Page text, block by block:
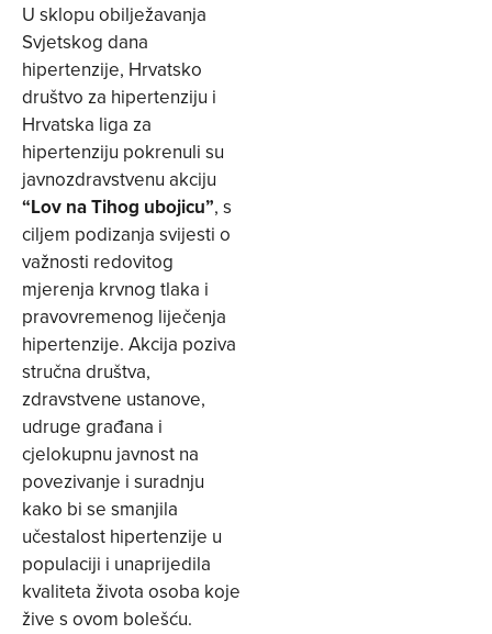
U sklopu obilježavanja
Svjetskog dana
hipertenzije, Hrvatsko
društvo za hipertenziju i
Hrvatska liga za
hipertenziju pokrenuli su
javnozdravstvenu akciju
“Lov na Tihog ubojicu”, s
ciljem podizanja svijesti o
važnosti redovitog
mjerenja krvnog tlaka i
pravovremenog liječenja
hipertenzije. Akcija poziva
stručna društva,
zdravstvene ustanove,
udruge građana i
cjelokupnu javnost na
povezivanje i suradnju
kako bi se smanjila
učestalost hipertenzije u
populaciji i unaprijedila
kvaliteta života osoba koje
žive s ovom bolešću.